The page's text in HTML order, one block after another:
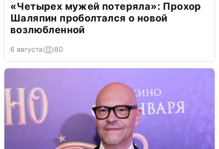
«Четырех мужей потеряла»: Прохор
Шаляпин проболтался о новой
возлюбленной
6 августа 80